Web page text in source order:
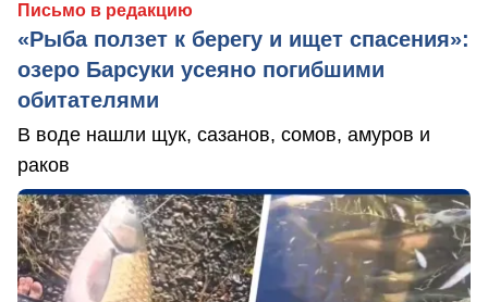
Письмо в редакцию
«Рыба ползет к берегу и ищет спасения»:
озеро Барсуки усеяно погибшими
обитателями
В воде нашли щук, сазанов, сомов, амуров и
раков